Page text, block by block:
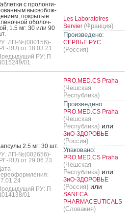
с про­лон­ги­
выс­во­бож­
пок­ры­тые
обо­лоч­
1.5 мг: 30 или 90
ЛП-№(000156)-
RU) от 18.03.21
РУ: П
01
Les Laboratoires
Servier (Франция)
Произведено:
СЕРВЬЕ РУС
(Россия)
2.5 мг: 30 шт.
ЛП-№(002656)-
RU) от 29.06.23
РУ: П
01
PRO.MED.CS Praha
(Чешская
Республика)
Произведено:
PRO.MED.CS Praha
(Чешская
Республика) или
ЗиО-ЗДОРОВЬЕ
(Россия)
Упаковано:
PRO.MED.CS Praha
(Чешская
Республика) или
ЗиО-ЗДОРОВЬЕ
(Россия) или
SANECA
PHARMACEUTICALS
(Словакия)